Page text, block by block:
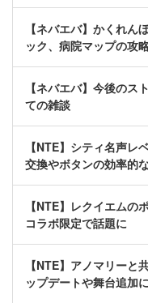
【ネバエバ】かくれん
ック、病院マップの攻
【ネバエバ】今後のス
ての雑談
【NTE】シティ名声レ
交換やボタンの効率的
【NTE】レクイエムの
コラボ限定で話題に
【NTE】アノマリーと
ップデートや舞台追加